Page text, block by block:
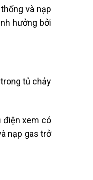
và nạp
hưởng bởi
tủ chảy
điện xem có
nạp gas trở